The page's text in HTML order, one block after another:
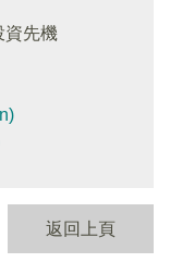
資先機
返回上頁